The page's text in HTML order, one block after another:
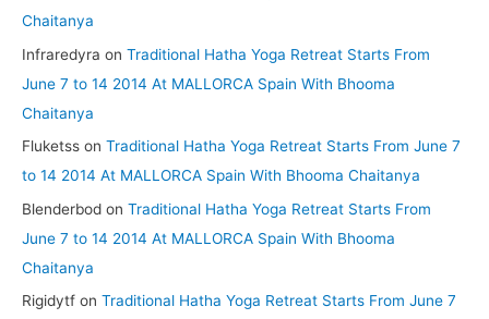
Chaitanya
Infraredyra on Traditional Hatha Yoga Retreat Starts From
June 7 to 14 2014 At MALLORCA Spain With Bhooma
Chaitanya
Fluketss on Traditional Hatha Yoga Retreat Starts From June 7
to 14 2014 At MALLORCA Spain With Bhooma Chaitanya
Blenderbod on Traditional Hatha Yoga Retreat Starts From
June 7 to 14 2014 At MALLORCA Spain With Bhooma
Chaitanya
Rigidytf on Traditional Hatha Yoga Retreat Starts From June 7